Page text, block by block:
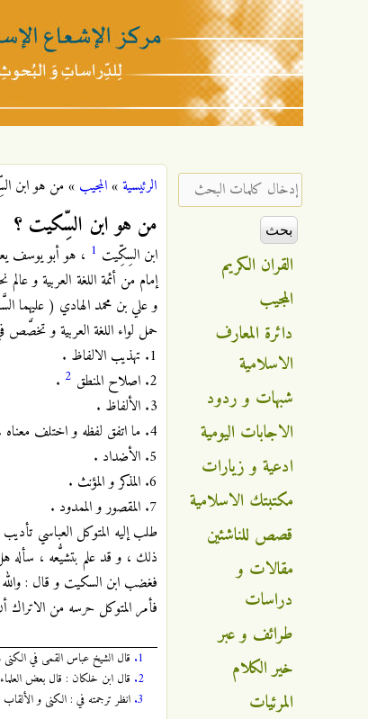
الإشعاع
الإسلامي أنت هنا
الرئيسية»المجيب »من هو ابن
من هو ابن السِّكيت ؟
ابن السِكِّيت 1 ، هو أبو يوسف
إمام من أئمة اللغة العربية و
و علي بن محمد الهادي ( عليهما
حمل لواء اللغة العربية و تخصَّص
1. تهذيب الالفاظ .
2. اصلاح المنطق
2
.
3. الألفاظ .
4. ما اتفق لفظه و اختلف معناه .
5. الأضداد .
6. المذكر و المؤنث .
7. المقصور و الممدود .
طلب إليه المتوكل العباسي
ذلك ، و قد علم بتشيُّعه ، سأله
فغضب ابن السكيت و قال :
فأمر المتوكل حرسه من
1. قال الشيخ عباس القمى في الكنى و الالقاب : 1 / 303 : ابن السِكِّيت
2. قال ابن خلكان : قال بعض
3. انظر ترجمته في : الكنى و الألقاب : 1 / 303 ، تأسيس الشيعة :
‏إدخال كلمات البحث ‏
القران الكريم
المجيب
دائرة المعارف
الاسلامية
شبهات و ردود
الاجابات اليومية
ادعية و زيارات
مكتبتك الاسلامية
قصص للناشئين
مقالات و
دراسات
طرائف و عبر
خير الكلام
المرئيات